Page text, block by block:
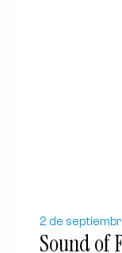
2 de
Sound of